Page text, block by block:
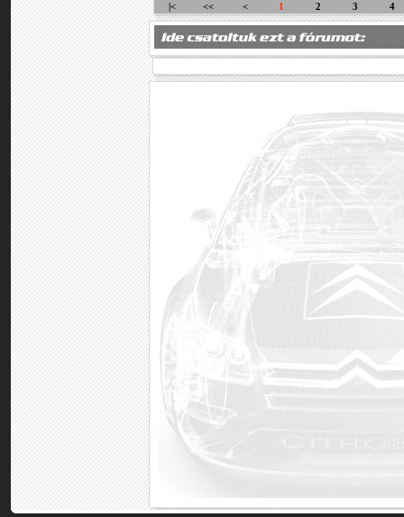
|<
<< < 1 2 3 4